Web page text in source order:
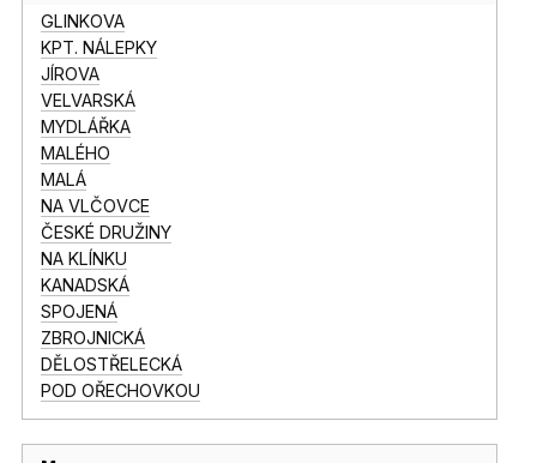
GLINKOVA
KPT. NÁLEPKY
JÍROVA
VELVARSKÁ
MYDLÁŘKA
MALÉHO
MALÁ
NA VLČOVCE
ČESKÉ DRUŽINY
NA KLÍNKU
KANADSKÁ
SPOJENÁ
ZBROJNICKÁ
DĚLOSTŘELECKÁ
POD OŘECHOVKOU